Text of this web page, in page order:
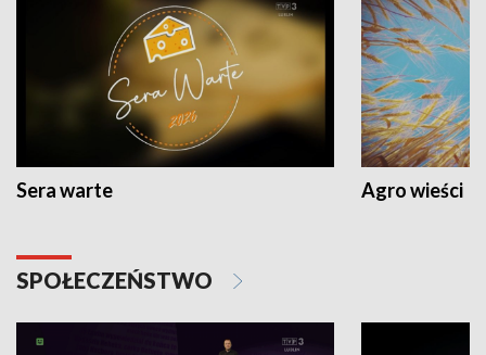
Sera warte Agro wieści
SPOŁECZEŃSTWO